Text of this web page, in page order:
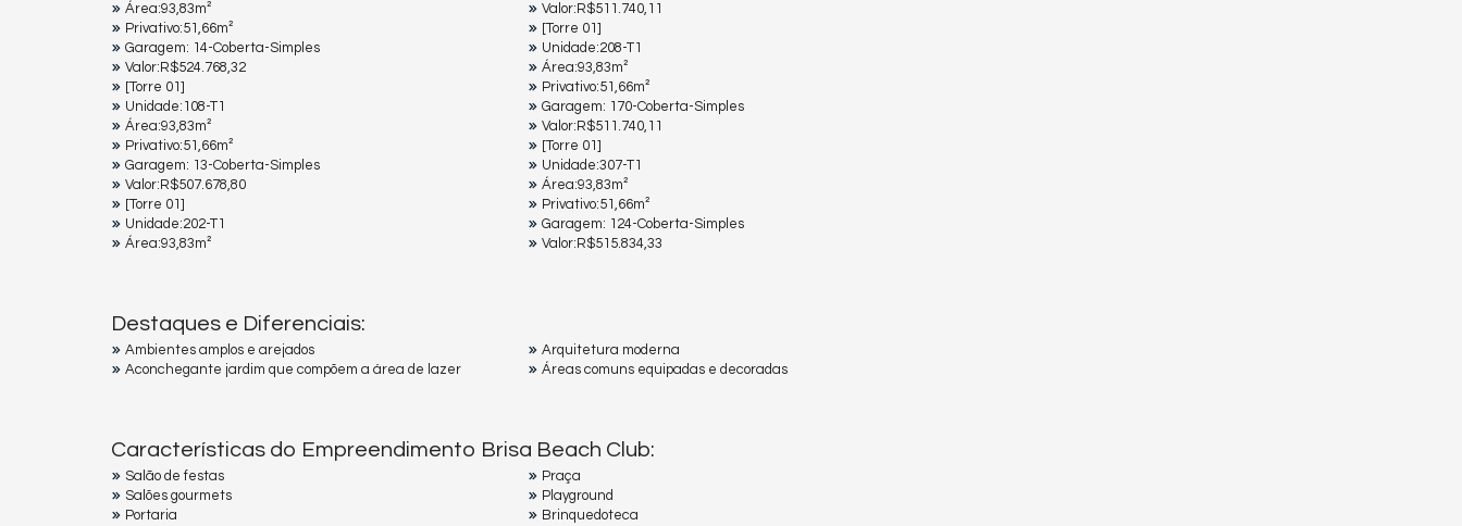
Área:93,83m²
Privativo:51,66m²
Garagem: 14-Coberta-Simples
Valor:R$524.768,32
[Torre 01]
Unidade:108-T1
Área:93,83m²
Privativo:51,66m²
Garagem: 13-Coberta-Simples
Valor:R$507.678,80
[Torre 01]
Unidade:202-T1
Área:93,83m²
Valor:R$511.740,11
[Torre 01]
Unidade:208-T1
Área:93,83m²
Privativo:51,66m²
Garagem: 170-Coberta-Simples
Valor:R$511.740,11
[Torre 01]
Unidade:307-T1
Área:93,83m²
Privativo:51,66m²
Garagem: 124-Coberta-Simples
Valor:R$515.834,33
Destaques e Diferenciais:
Ambientes amplos e arejados
Aconchegante jardim que compõem a área de lazer
Arquitetura moderna
Áreas comuns equipadas e decoradas
Características do Empreendimento Brisa Beach Club:
Salão de festas
Salões gourmets
Portaria
Praça
Playground
Brinquedoteca